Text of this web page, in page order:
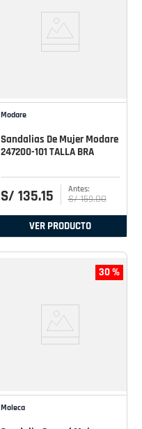
Modare
Sandalias De Mujer Modare
247200-101 TALLA BRA
S/ 135.15 S/ 159.00
VER PRODUCTO
30 %
Moleca